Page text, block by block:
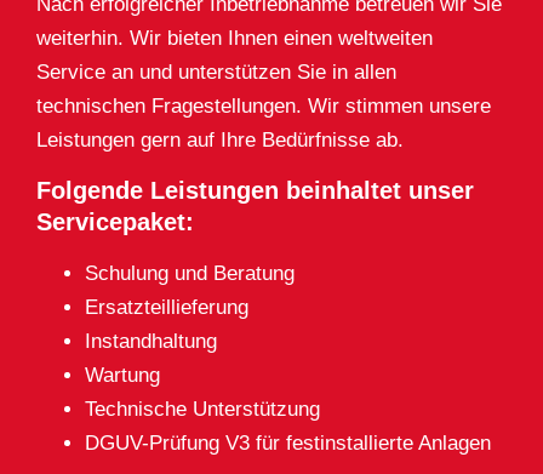
weiterhin. Wir bieten Ihnen einen weltweiten
Service an und unterstützen Sie in allen
technischen Fragestellungen. Wir stimmen unsere
Leistungen gern auf Ihre Bedürfnisse ab.
Folgende Leistungen beinhaltet unser
Servicepaket:
Schulung und Beratung
Ersatzteillieferung
Instandhaltung
Wartung
Technische Unterstützung
DGUV-Prüfung V3 für festinstallierte Anlagen